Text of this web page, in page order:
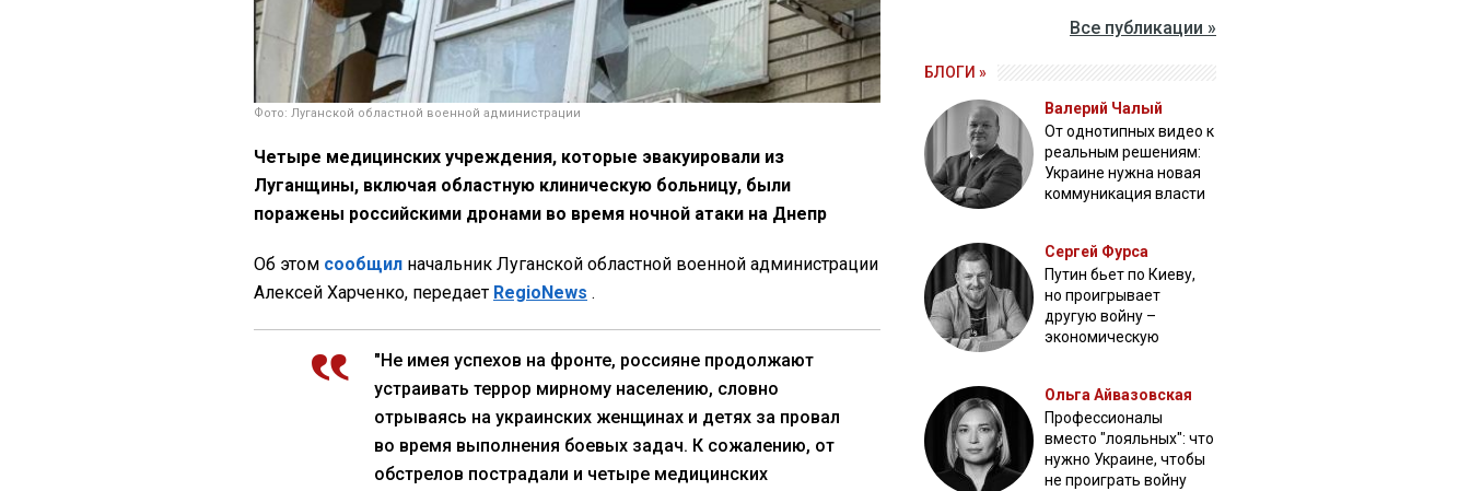
Фото: Луганской областной военной администрации
Четыре медицинских учреждения, которые эвакуировали из
Луганщины, включая областную клиническую больницу, были
поражены российскими дронами во время ночной атаки на Днепр
Об этом сообщил начальник Луганской областной военной администрации
Алексей Харченко, передает RegioNews .
"Не имея успехов на фронте, россияне продолжают
устраивать террор мирному населению, словно
отрываясь на украинских женщинах и детях за провал
во время выполнения боевых задач. К сожалению, от
обстрелов пострадали и четыре медицинских
Все публикации »
БЛОГИ »
Валерий Чалый
От однотипных видео к
реальным решениям:
Украине нужна новая
коммуникация власти
Сергей Фурса
Путин бьет по Киеву,
но проигрывает
другую войну –
экономическую
Ольга Айвазовская
Профессионалы
вместо "лояльных": что
нужно Украине, чтобы
не проиграть войну